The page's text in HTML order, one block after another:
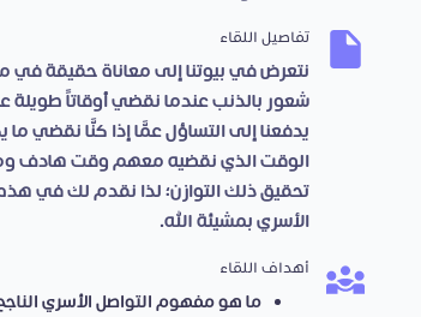
تفاصيل اللقاء
نتعرض في بيوتنا إلى معاناة حقيقة في
شعور بالذنب عندما نقضي أوقاتاً طويلة
يدفعنا إلى التساؤل عمَّا إذا كنَّا نقضي
الوقت الذي نقضيه معهم وقت هادف
تحقيق ذلك التوازن؛ لذا نقدم لك في
الأسري بمشيئة الله.
أهداف اللقاء
ما هو مفهوم التواصل الأسري